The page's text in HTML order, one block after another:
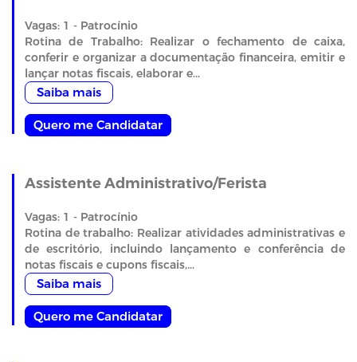
Vagas: 1 - Patrocínio
Rotina de Trabalho: Realizar o fechamento de caixa,
conferir e organizar a documentação financeira, emitir e
lançar notas fiscais, elaborar e...
Saiba mais
Quero me Candidatar
Assistente Administrativo/Ferista
Vagas: 1 - Patrocínio
Rotina de trabalho: Realizar atividades administrativas e
de escritório, incluindo lançamento e conferência de
notas fiscais e cupons fiscais,...
Saiba mais
Quero me Candidatar